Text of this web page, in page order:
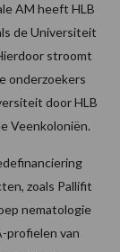
AM heeft HLB
de Universiteit
stroomt
onderzoekers
door HLB
Veenkoloniën.
zoals Pallifit
nematologie
profielen van